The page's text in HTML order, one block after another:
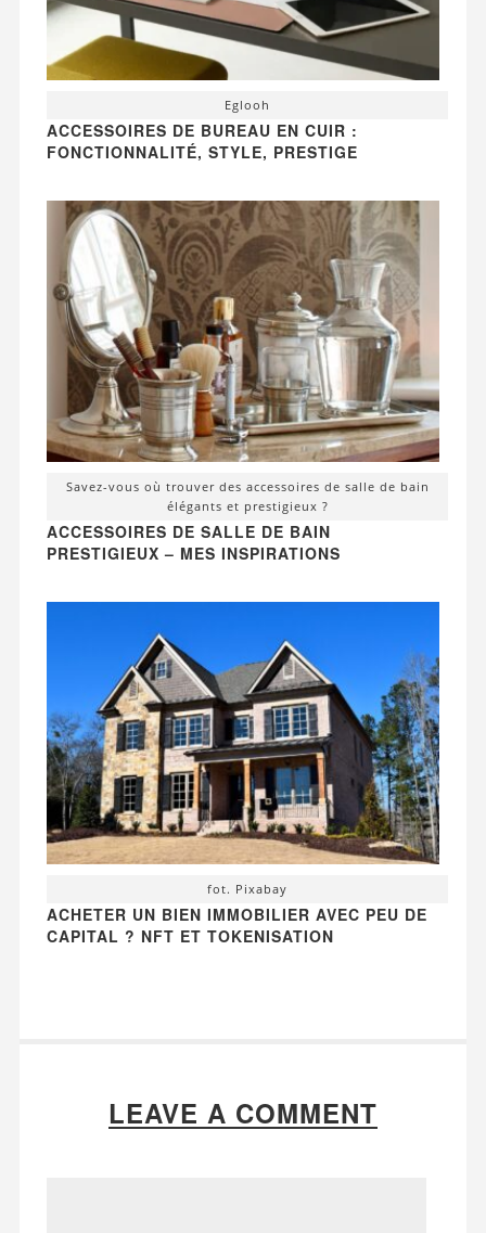
Eglooh
ACCESSOIRES DE BUREAU EN CUIR :
FONCTIONNALITÉ, STYLE, PRESTIGE
Savez-vous où trouver des accessoires de salle de bain
élégants et prestigieux ?
ACCESSOIRES DE SALLE DE BAIN
PRESTIGIEUX – MES INSPIRATIONS
fot. Pixabay
ACHETER UN BIEN IMMOBILIER AVEC PEU DE
CAPITAL ? NFT ET TOKENISATION
LEAVE A COMMENT